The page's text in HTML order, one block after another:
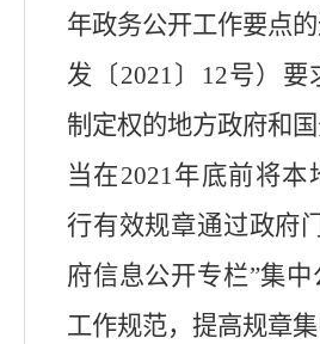
年政务公开工作要点
发〔2021〕12号）要
制定权的地方政府和
当在2021年底前将本
行有效规章通过政府
府信息公开专栏”集
工作规范，提高规章